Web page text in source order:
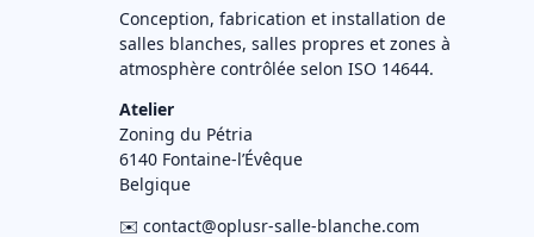
Conception, fabrication et installation de
salles blanches, salles propres et zones à
atmosphère contrôlée selon ISO 14644.
Atelier
Zoning du Pétria
6140 Fontaine-l’Évêque
Belgique
✉️ contact@oplusr-salle-blanche.com